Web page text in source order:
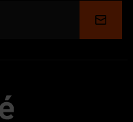
Enviar